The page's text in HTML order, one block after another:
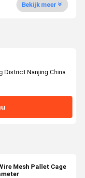
Bekijk meer
District Nanjing China
Mesh Pallet Cage